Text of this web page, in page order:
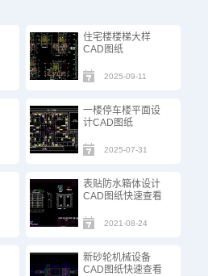
住宅楼楼梯大样
CAD图纸
2025-09-11
一楼停车楼平面设
计CAD图纸
2025-07-31
表贴防水箱体设计
CAD图纸快速查看
2021-08-24
新砂轮机械设备
CAD图纸快速查看